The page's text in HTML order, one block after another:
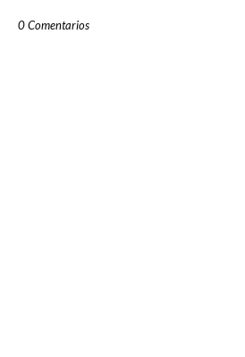
0 Comentarios